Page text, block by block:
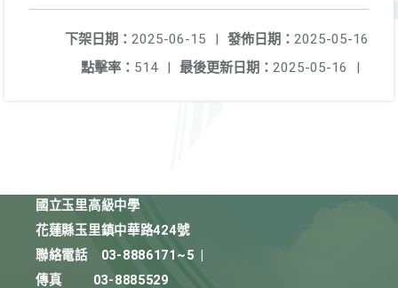
發佈日期： 2025-05-16
下架日期： 2025-06-15
|
最後更新日期： 2025-05-16 |
點擊率： 514 |
國立玉里高級中學
花蓮縣玉里鎮中華路424號
聯絡電話
03-8886171~5
傳真
03-8885529